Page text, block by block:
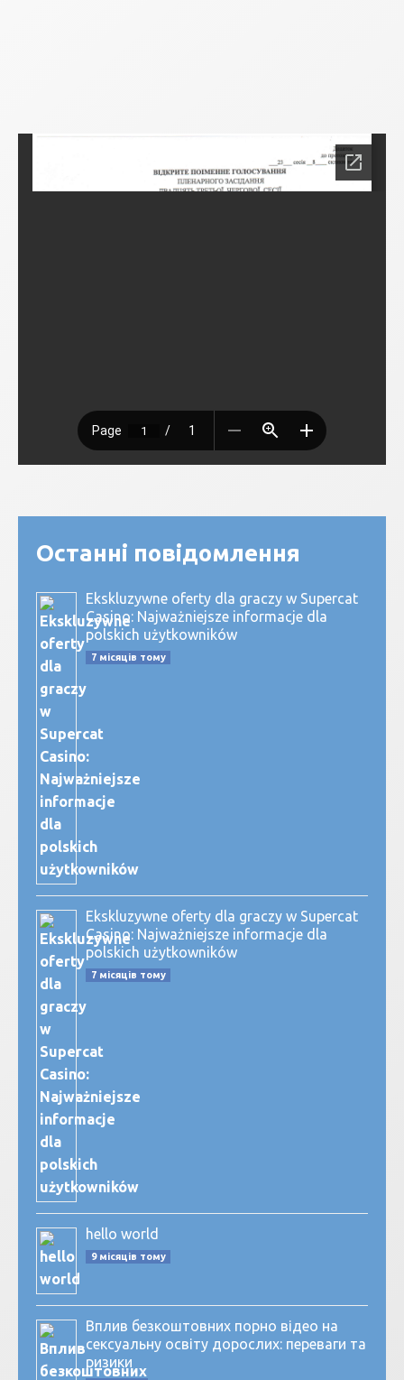
Останні повідомлення
Ekskluzywne oferty dla graczy w Supercat
Casino: Najważniejsze informacje dla
polskich użytkowników
7 місяців тому
Ekskluzywne oferty dla graczy w Supercat
Casino: Najważniejsze informacje dla
polskich użytkowników
7 місяців тому
hello world
9 місяців тому
Вплив безкоштовних порно відео на
сексуальну освіту дорослих: переваги та
ризики